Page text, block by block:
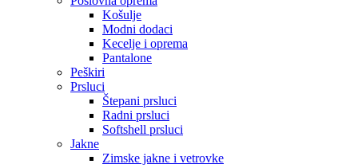
Košulje
Modni dodaci
Kecelje i oprema
Pantalone
Peškiri
Prsluci
Štepani prsluci
Radni prsluci
Softshell prsluci
Jakne
Zimske jakne i vetrovke